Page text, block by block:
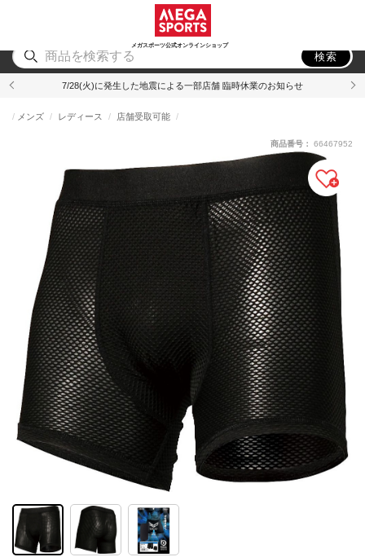
メガスポーツ公式オンラインショップ
アウトドア
検索
7/28(火)に発生した地震による一部店舗 臨時休業のお知らせ
メンズ レディース 店舗受取可能
商品番号： 66467952